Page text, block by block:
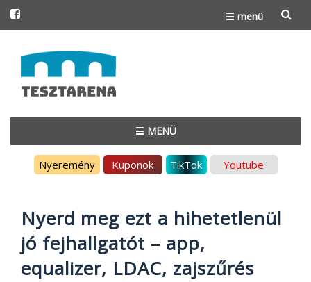
☰ menü
to
content
☰ MENÜ
Nyeremény Kuponok TikTok Youtube
Nyerd meg ezt a hihetetlenül
jó fejhallgatót – app,
equalizer, LDAC, zajszűrés